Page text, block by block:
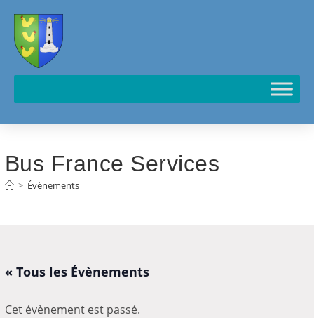
Bus France Services
> Évènements
« Tous les Évènements
Cet évènement est passé.